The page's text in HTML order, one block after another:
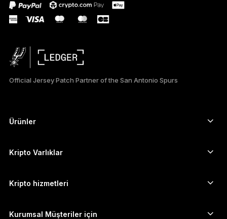
РУССКИЙ
日本語
Official Jersey Patch Partner of the San Antonio Spurs
Ürünler
Donanım Cüzdan
Ledger Stax
Ledger Nano Classics
Kripto Varlıklar
Ethereum cüzdanı
Cardano cüzdanı
Kripto hizmetleri
Kripto satın alın
Kurumsal Müşteriler için